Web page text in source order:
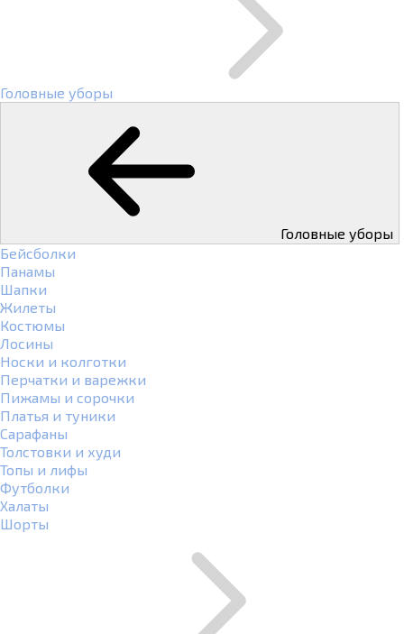
Головные уборы
Головные уборы
Бейсболки
Панамы
Шапки
Жилеты
Костюмы
Лосины
Носки и колготки
Перчатки и варежки
Пижамы и сорочки
Платья и туники
Сарафаны
Толстовки и худи
Топы и лифы
Футболки
Халаты
Шорты